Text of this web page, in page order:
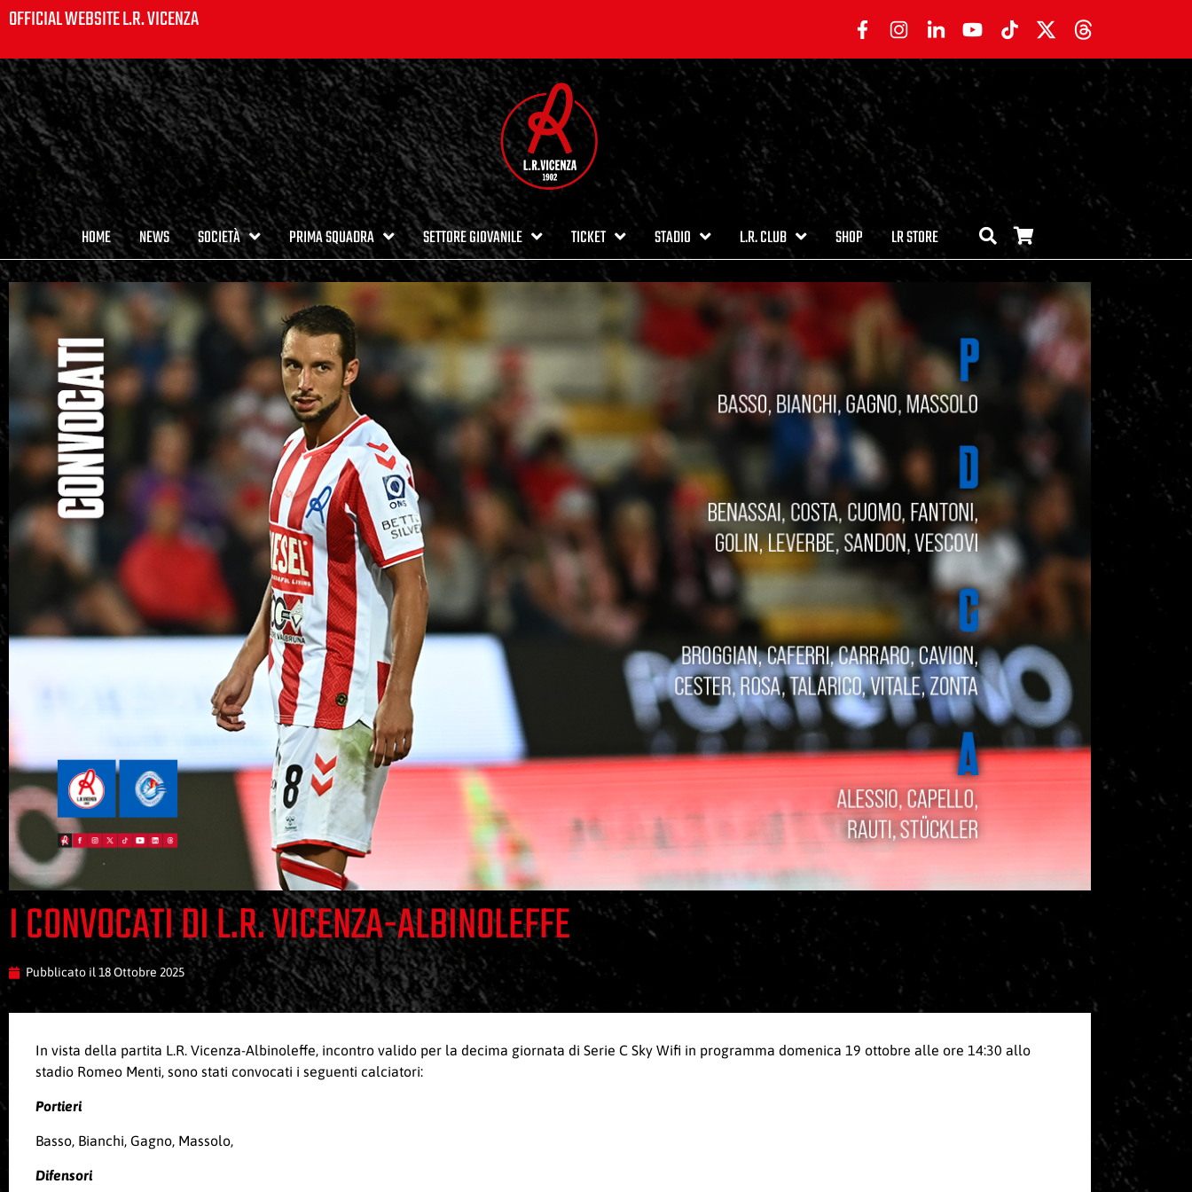
OFFICIAL WEBSITE L.R. VICENZA
HOME NEWS SOCIETÀ PRIMA SQUADRA SETTORE GIOVANILE TICKET STADIO L.R. CLUB SHOP LR STORE
I CONVOCATI DI L.R. VICENZA-ALBINOLEFFE
Pubblicato il18 Ottobre 2025
In vista della partita L.R. Vicenza-Albinoleffe, incontro valido per la decima giornata di Serie C Sky Wifi in programma domenica 19 ottobre alle ore 14:30 allo
stadio Romeo Menti, sono stati convocati i seguenti calciatori:
Portieri
Basso, Bianchi, Gagno, Massolo,
Difensori